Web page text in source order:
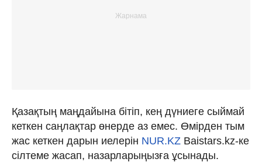
Қазақтың маңдайына бітіп, кең дүниеге сыймай
кеткен саңлақтар өнерде аз емес. Өмірден тым
жас кеткен дарын иелерін NUR.KZ Baistars.kz-ке
сілтеме жасап, назарларыңызға ұсынады.